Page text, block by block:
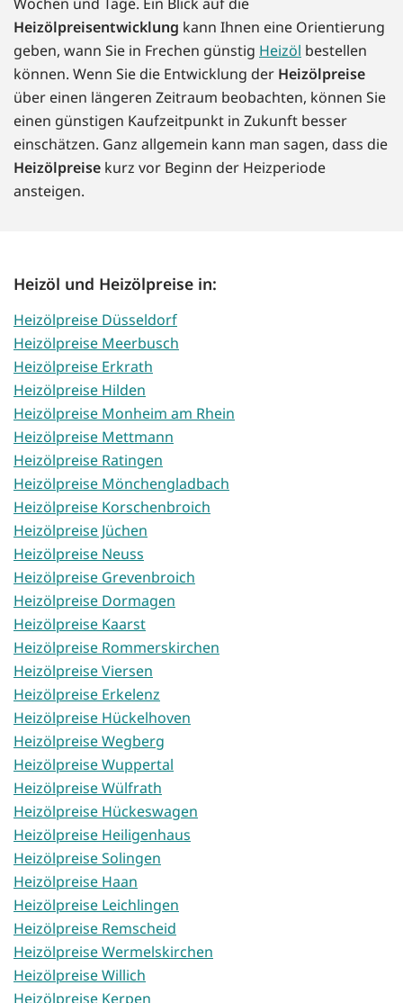
Heizölpreisentwicklung kann Ihnen eine Orientierung
geben, wann Sie in Frechen günstig Heizöl bestellen
können. Wenn Sie die Entwicklung der Heizölpreise
über einen längeren Zeitraum beobachten, können Sie
einen günstigen Kaufzeitpunkt in Zukunft besser
einschätzen. Ganz allgemein kann man sagen, dass die
Heizölpreise kurz vor Beginn der Heizperiode
ansteigen.
Heizöl und Heizölpreise in:
Heizölpreise Düsseldorf
Heizölpreise Meerbusch
Heizölpreise Erkrath
Heizölpreise Hilden
Heizölpreise Monheim am Rhein
Heizölpreise Mettmann
Heizölpreise Ratingen
Heizölpreise Mönchengladbach
Heizölpreise Korschenbroich
Heizölpreise Jüchen
Heizölpreise Neuss
Heizölpreise Grevenbroich
Heizölpreise Dormagen
Heizölpreise Kaarst
Heizölpreise Rommerskirchen
Heizölpreise Viersen
Heizölpreise Erkelenz
Heizölpreise Hückelhoven
Heizölpreise Wegberg
Heizölpreise Wuppertal
Heizölpreise Wülfrath
Heizölpreise Hückeswagen
Heizölpreise Heiligenhaus
Heizölpreise Solingen
Heizölpreise Haan
Heizölpreise Leichlingen
Heizölpreise Remscheid
Heizölpreise Wermelskirchen
Heizölpreise Willich
Heizölpreise Kerpen